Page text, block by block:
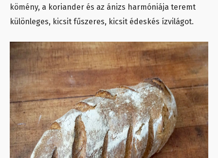
kömény, a koriander és az ánizs harmóniája teremt
különleges, kicsit fűszeres, kicsit édeskés ízvilágot.